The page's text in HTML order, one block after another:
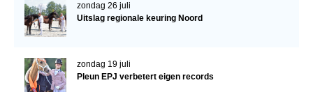
Veulenregistratie
Veulens en merries
Zoek een NRPS paard
zondag 26 juli
Uitslag regionale keuring Noord
zondag 19 juli
Pleun EPJ verbetert eigen records